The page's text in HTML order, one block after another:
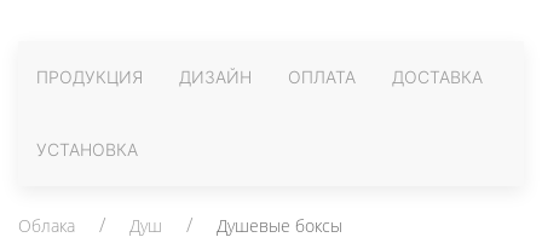
ПРОДУКЦИЯ ДИЗАЙН ОПЛАТА ДОСТАВКА
УСТАНОВКА
Облака Душ Душевые боксы